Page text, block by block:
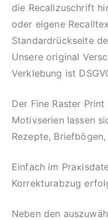
die Recallzuschrift
oder eigene
Standardrückseite
Unsere original
Verklebung ist
Der Fine Raster
Motivserien lassen
Rezepte,
Einfach im
Korrekturabzug
Neben den